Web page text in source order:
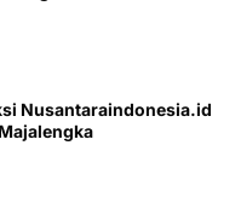
Nusantaraindonesia.id